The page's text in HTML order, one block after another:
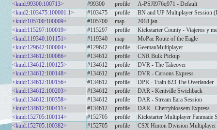
<kuid:99300:100713>
#99300 profile
A-PSJI976q971 - Default
<kuid2:103475:100001:1>
#103475 profile
BN and UP Multiplayer Session
<kuid:105700:100009>
#105700 map
2018 jan
<kuid:115297:100019>
#115297 profile
Kickstarter County - Viajeros y
<kuid:119340:101151>
#119340 map
MoPac Route of the Eagle
<kuid:129642:100004>
#129642 profile
GeemanMultiplayer
<kuid:134612:100086>
#134612 profile
CNR Bulk Pickup
<kuid:134612:100125>
#134612 profile
DVR - The Takeover
<kuid:134612:100148>
#134612 profile
DVR - Carsons Express
<kuid:134612:100156>
#134612 profile
DPR - Train 623 The Overlander
<kuid:134612:100203>
#134612 profile
DAR - Kentville Swichback
<kuid:134612:100358>
#134612 profile
DAR - Stream Eara Session
<kuid:134612:100411>
#134612 profile
DAR - Cherryblossem Express
<kuid:152705:100114>
#152705 profile
Kickstarter Multiplayer Fanmade
<kuid:152705:100382>
#152705 profile
CSX Hinton Division Multiplayer